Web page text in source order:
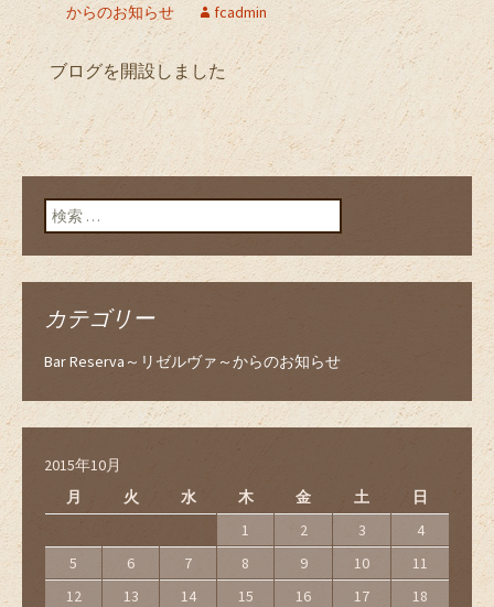
からのお知らせ
fcadmin
ブログを開設しました
検索:
カテゴリー
Bar Reserva～リゼルヴァ～からのお知らせ
2015年10月
月
火 水 木 金 土 日
1 2 3
4
5
6 7 8 9 10
11
12
13 14 15 16 17
18